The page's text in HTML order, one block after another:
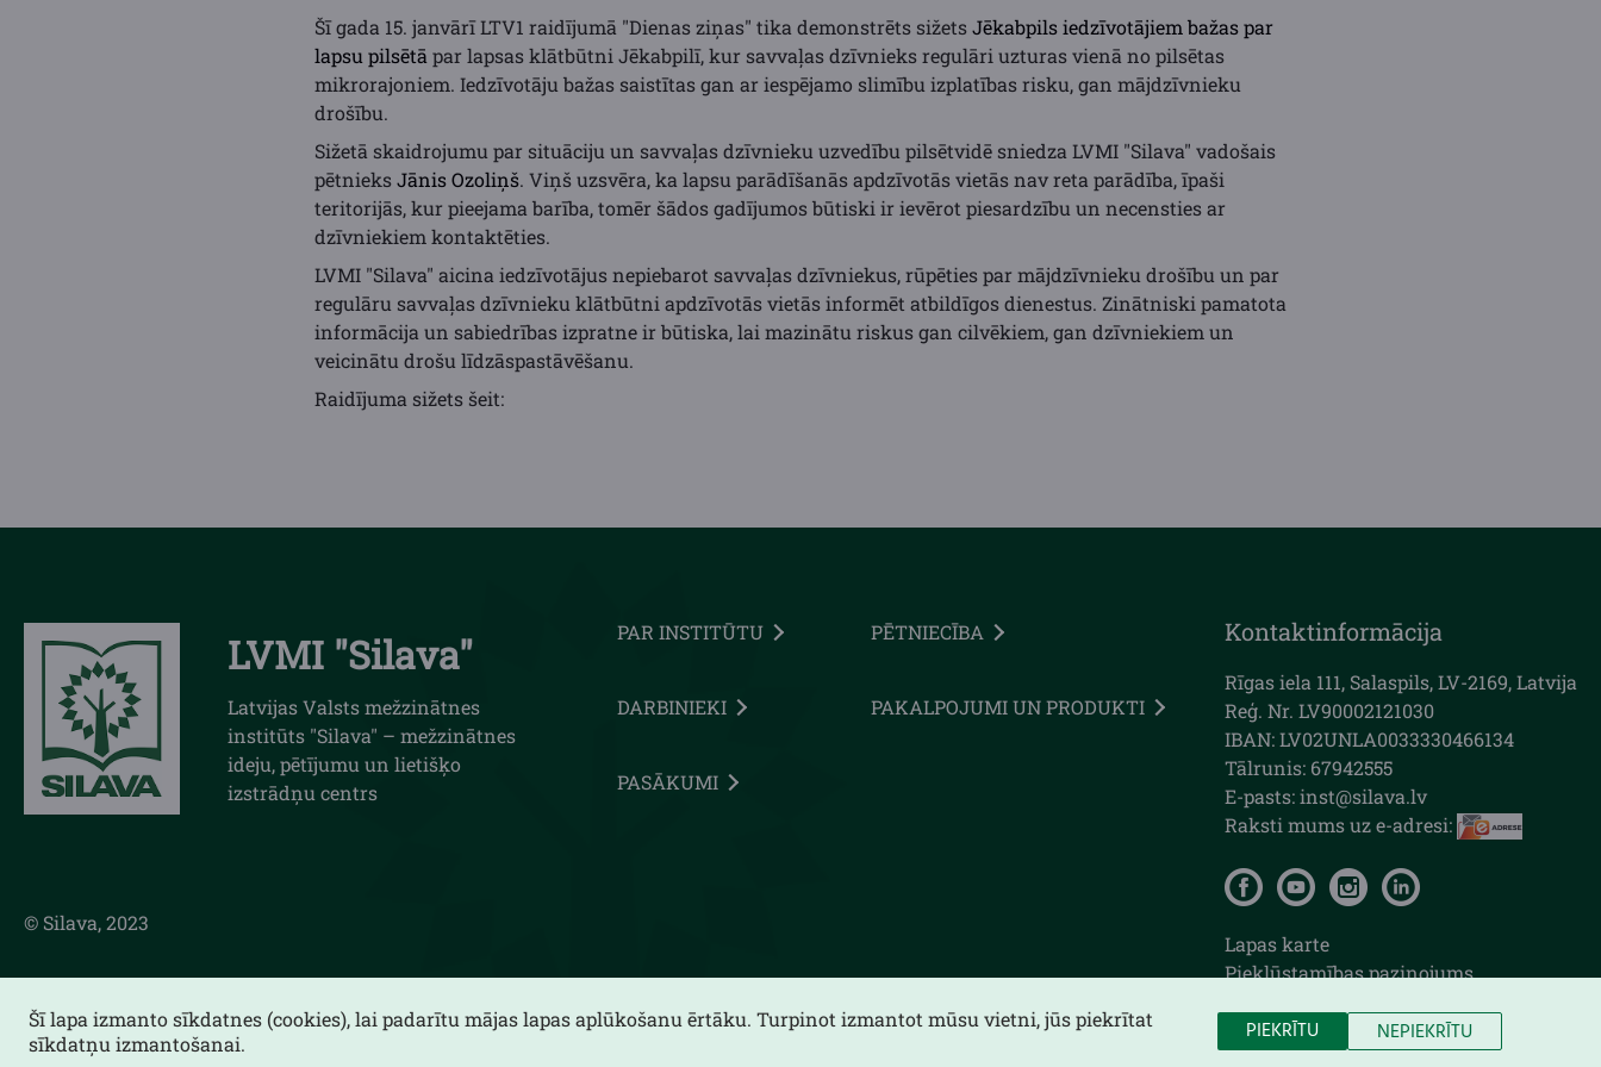
Šī gada 15. janvārī LTV1 raidījumā "Dienas ziņas" tika demonstrēts sižetsJēkabpils iedzīvotājiem bažas par
lapsu pilsētā par lapsas klātbūtni Jēkabpilī, kur savvaļas dzīvnieks regulāri uzturas vienā no pilsētas
mikrorajoniem. Iedzīvotāju bažas saistītas gan ar iespējamo slimību izplatības risku, gan mājdzīvnieku
drošību.
Sižetā skaidrojumu par situāciju un savvaļas dzīvnieku uzvedību pilsētvidē sniedza LVMI "Silava" vadošais
pētnieksJānis Ozoliņš. Viņš uzsvēra, ka lapsu parādīšanās apdzīvotās vietās nav reta parādība, īpaši
teritorijās, kur pieejama barība, tomēr šādos gadījumos būtiski ir ievērot piesardzību un necensties ar
dzīvniekiem kontaktēties.
LVMI "Silava" aicina iedzīvotājus nepiebarot savvaļas dzīvniekus, rūpēties par mājdzīvnieku drošību un par
regulāru savvaļas dzīvnieku klātbūtni apdzīvotās vietās informēt atbildīgos dienestus. Zinātniski pamatota
informācija un sabiedrības izpratne ir būtiska, lai mazinātu riskus gan cilvēkiem, gan dzīvniekiem un
veicinātu drošu līdzāspastāvēšanu.
Raidījuma sižets šeit:
© Silava, 2023
LVMI "Silava"
Latvijas Valsts mežzinātnes
institūts "Silava" – mežzinātnes
ideju, pētījumu un lietišķo
izstrādņu centrs
PAR INSTITŪTU PĒTNIECĪBA
DARBINIEKI PAKALPOJUMI UN PRODUKTI
PASĀKUMI
Kontaktinformācija
Rīgas iela 111, Salaspils, LV-2169, Latvija
Reģ. Nr. LV90002121030
IBAN: LV02UNLA0033330466134
Tālrunis: 67942555
E-pasts: inst@silava.lv
Raksti mums uz e-adresi:
Lapas karte
Piekļūstamības paziņojums
Šī lapa izmanto sīkdatnes (cookies), lai padarītu mājas lapas aplūkošanu ērtāku. Turpinot izmantot mūsu vietni, jūs piekrītat
sīkdatņu izmantošanai.
PIEKRĪTU NEPIEKRĪTU